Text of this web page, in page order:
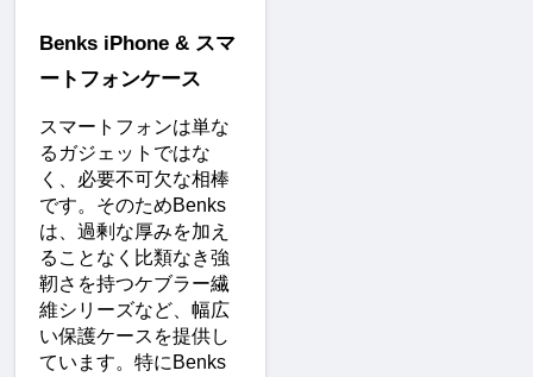
Benks iPhone & スマ
ートフォンケース
スマートフォンは単な
るガジェットではな
く、必要不可欠な相棒
です。そのためBenks
は、過剰な厚みを加え
ることなく比類なき強
靭さを持つケブラー繊
維シリーズなど、幅広
い保護ケースを提供し
ています。特にBenks